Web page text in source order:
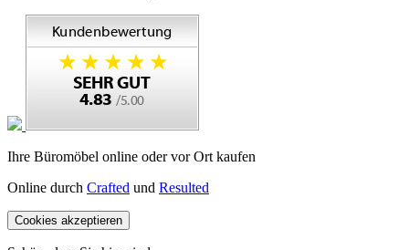
Ihre Büromöbel online oder vor Ort kaufen
Online durch Crafted und Resulted
Cookies akzeptieren